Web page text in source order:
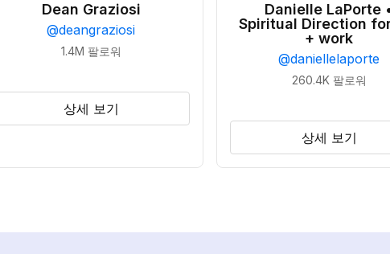
Dean Graziosi
@deangraziosi
1.4M 팔로워
상세 보기
Danielle LaPorte
Spiritual Direction
+ work
@daniellelaporte
260.4K 팔로워
상세 보기